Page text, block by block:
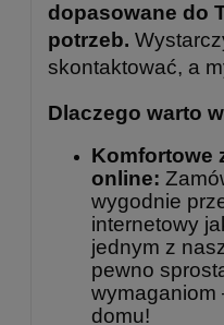
dopasowane do
potrzeb.
skontaktować, a
Dlaczego warto
Komfortowe
online:
wygodnie
internetowy
jednym z
pewno
wymaganiom
domu!